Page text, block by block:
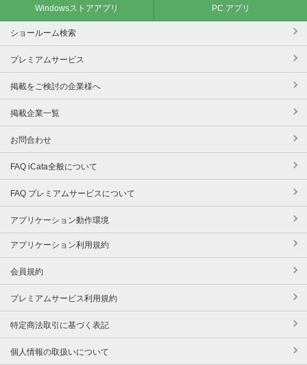
Windowsストアアプリ PC アプリ
ショールーム検索
プレミアムサービス
掲載をご検討の企業様へ
掲載企業一覧
お問合わせ
FAQ iCata全般について
FAQ プレミアムサービスについて
アプリケーション動作環境
アプリケーション利用規約
会員規約
プレミアムサービス利用規約
特定商法取引に基づく表記
個人情報の取扱いについて